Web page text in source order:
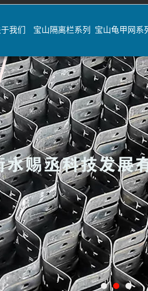
我们 宝山隔离栏系列 宝山龟甲网系